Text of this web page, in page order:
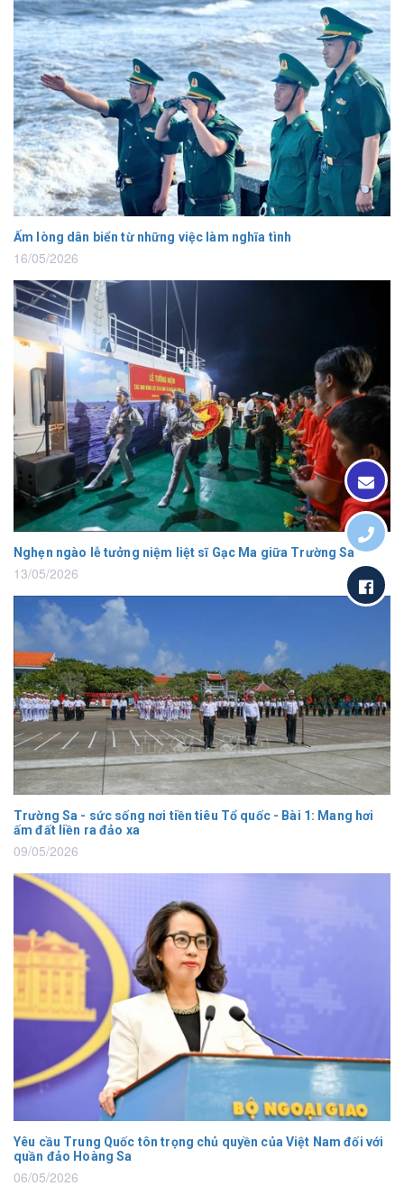
Ấm lòng dân biển từ những việc làm nghĩa tình
16/05/2026
Nghẹn ngào lễ tưởng niệm liệt sĩ Gạc Ma giữa Trường Sa
13/05/2026
Trường Sa - sức sống nơi tiền tiêu Tổ quốc - Bài 1: Mang hơi
ấm đất liền ra đảo xa
09/05/2026
Yêu cầu Trung Quốc tôn trọng chủ quyền của Việt Nam đối với
quần đảo Hoàng Sa
06/05/2026